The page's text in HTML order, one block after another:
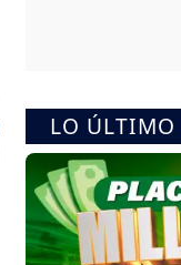
LO ÚLTIMO